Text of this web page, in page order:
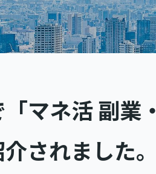
マネ活 副業・
されました。